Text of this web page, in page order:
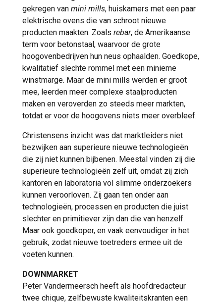
gekregen van mini mills, huiskamers met een paar
elektrische ovens die van schroot nieuwe
producten maakten. Zoals rebar, de Amerikaanse
term voor betonstaal, waarvoor de grote
hoogovenbedrijven hun neus ophaalden. Goedkope,
kwalitatief slechte rommel met een minieme
winstmarge. Maar de mini mills werden er groot
mee, leerden meer complexe staalproducten
maken en veroverden zo steeds meer markten,
totdat er voor de hoogovens niets meer overbleef.
Christensens inzicht was dat marktleiders niet
bezwijken aan superieure nieuwe technologieën
die zij niet kunnen bijbenen. Meestal vinden zij die
superieure technologieën zelf uit, omdat zij zich
kantoren en laboratoria vol slimme onderzoekers
kunnen veroorloven. Zij gaan ten onder aan
technologieën, processen en producten die juist
slechter en primitiever zijn dan die van henzelf.
Maar ook goedkoper, en vaak eenvoudiger in het
gebruik, zodat nieuwe toetreders ermee uit de
voeten kunnen.
DOWNMARKET
Peter Vandermeersch heeft als hoofdredacteur
twee chique, zelfbewuste kwaliteitskranten een